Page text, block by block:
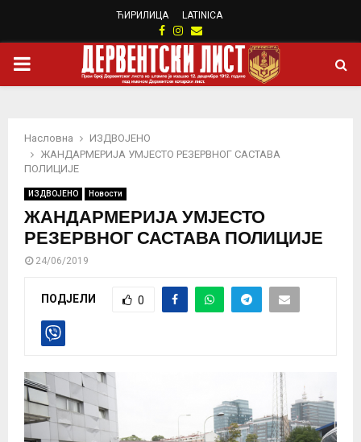
ЋИРИЛИЦА LATINICA
Facebook
Instagram
Email
PRIMARY
Насловна
ИЗДВОЈЕНО
ЖАНДАРМЕРИЈА УМЈЕСТО РЕЗЕРВНОГ САСТАВА
ПОЛИЦИЈЕ
ИЗДВОЈЕНО Новости
ЖАНДАРМЕРИЈА УМЈЕСТО
РЕЗЕРВНОГ САСТАВА ПОЛИЦИЈЕ
24/06/2019
ПОДЈЕЛИ 0